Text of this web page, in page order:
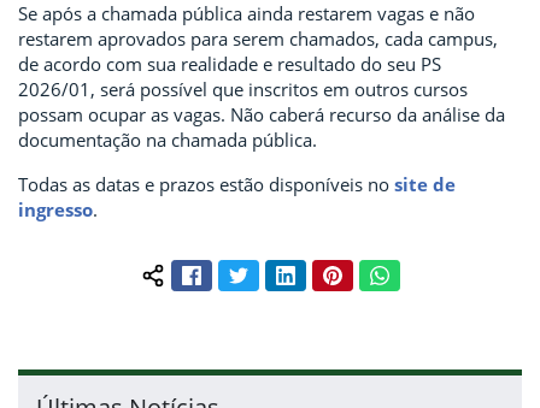
Se após a chamada pública ainda restarem vagas e não
restarem aprovados para serem chamados, cada campus,
de acordo com sua realidade e resultado do seu PS
2026/01, será possível que inscritos em outros cursos
possam ocupar as vagas. Não caberá recurso da análise da
documentação na chamada pública.
Todas as datas e prazos estão disponíveis no site de
ingresso.
Compartilhar conteúdo:
FacebookTwitterLinkedInPinterestWhatsApp